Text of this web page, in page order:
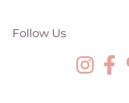
Follow Us